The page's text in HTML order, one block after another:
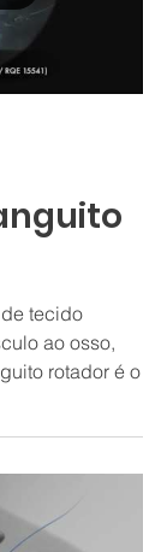
tecido
ao osso,
rotador é o